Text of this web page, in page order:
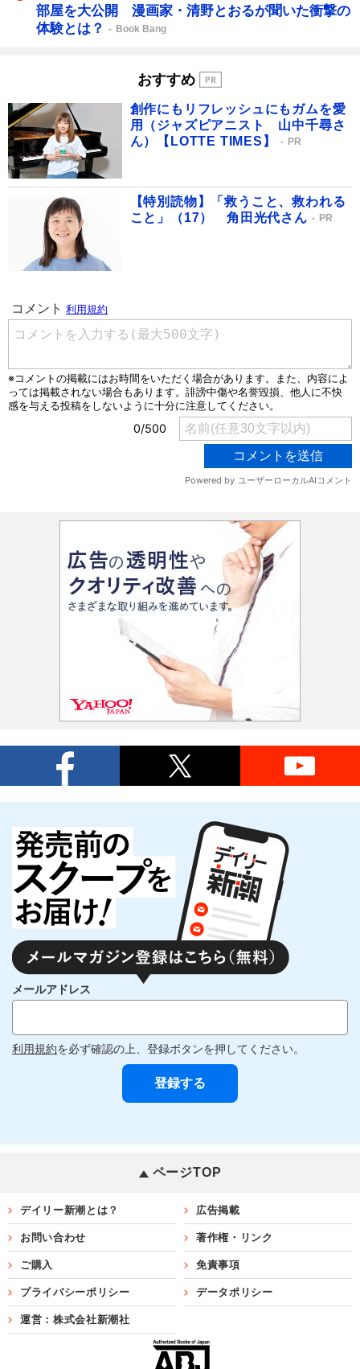
部屋を大公開 漫画家・清野とおるが聞いた衝撃の
体験とは？
Book Bang
おすすめ
創作にもリフレッシュにもガムを愛
用（ジャズピアニスト 山中千尋さ
ん）【LOTTE TIMES】
PR
【特別読物】「救うこと、救われる
こと」（17） 角田光代さん
PR
メールアドレス
利用規約を必ず確認の上、登録ボタンを押してください。
ページTOP
デイリー新潮とは？ 広告掲載
お問い合わせ 著作権・リンク
ご購入 免責事項
プライバシーポリシー データポリシー
運営：株式会社新潮社